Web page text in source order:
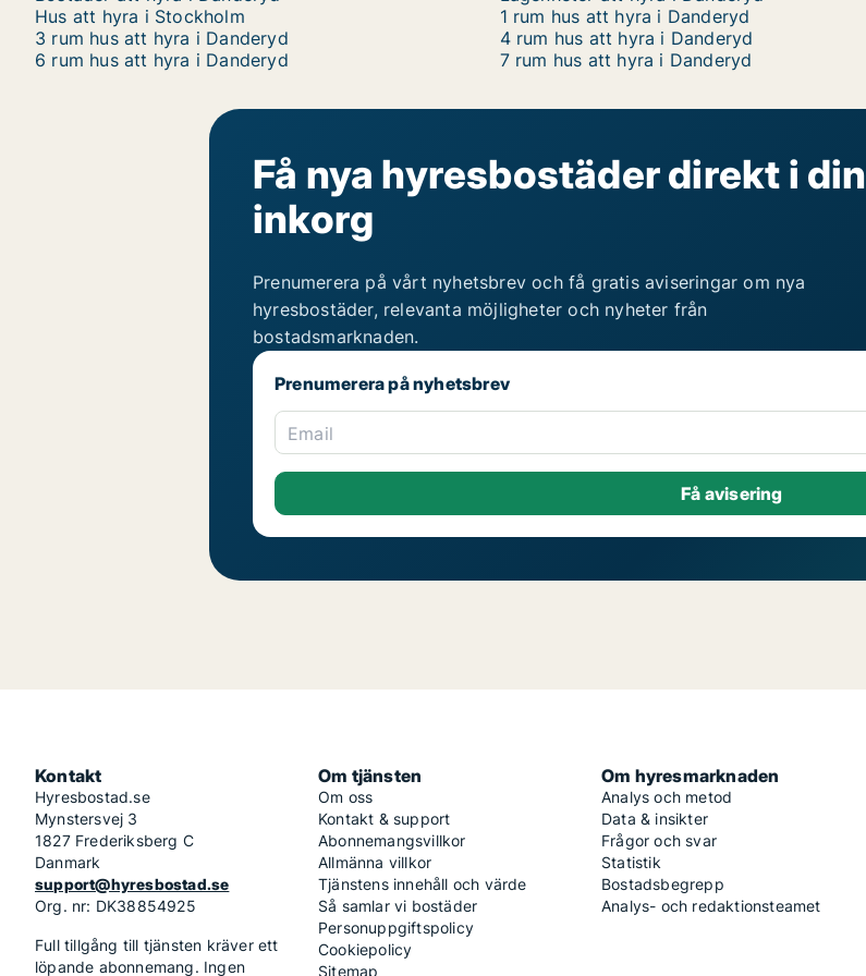
Hus att hyra i Stockholm
1 rum hus att hyra i Danderyd
3 rum hus att hyra i Danderyd
4 rum hus att hyra i Danderyd
6 rum hus att hyra i Danderyd
7 rum hus att hyra i Danderyd
Få nya hyresbostäder direkt i din
inkorg
Prenumerera på vårt nyhetsbrev och få gratis aviseringar om nya
hyresbostäder, relevanta möjligheter och nyheter från
bostadsmarknaden.
Prenumerera på nyhetsbrev
Email
Kontakt
Hyresbostad.se
Mynstersvej 3
1827 Frederiksberg C
Danmark
support@hyresbostad.se
Org. nr: DK38854925
Full tillgång till tjänsten kräver ett
löpande abonnemang. Ingen
Om tjänsten
Om oss
Kontakt & support
Abonnemangsvillkor
Allmänna villkor
Tjänstens innehåll och värde
Så samlar vi bostäder
Personuppgiftspolicy
Cookiepolicy
Sitemap
Om hyresmarknaden
Analys och metod
Data & insikter
Frågor och svar
Statistik
Bostadsbegrepp
Analys- och redaktionsteamet